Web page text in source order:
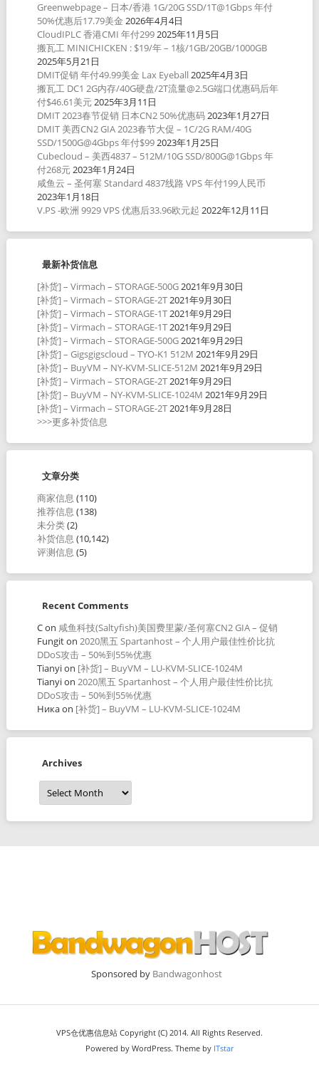
Greenwebpage – 日本/香港 1G/20G SSD/1T@1Gbps 年付
50%优惠后17.79美金 2026年4月4日
CloudIPLC 香港CMI 年付2992025年11月5日
搬瓦工 MINICHICKEN : $19/年 – 1核/1GB/20GB/1000GB
2025年5月21日
DMIT促销 年付49.99美金 Lax Eyeball 2025年4月3日
搬瓦工 DC1 2G内存/40G硬盘/2T流量@2.5G端口优惠码后年
付$46.61美元2025年3月11日
DMIT 2023春节促销 日本CN2 50%优惠码2023年1月27日
DMIT 美西CN2 GIA 2023春节大促 – 1C/2G RAM/40G
SSD/1500G@4Gbps 年付$992023年1月25日
Cubecloud – 美西4837 – 512M/10G SSD/800G@1Gbps 年
付268元2023年1月24日
咸鱼云 – 圣何塞 Standard 4837线路 VPS 年付199人民币
2023年1月18日
V.PS -欧洲 9929 VPS 优惠后33.96欧元起 2022年12月11日
最新补货信息
[补货] – Virmach – STORAGE-500G2021年9月30日
[补货] – Virmach – STORAGE-2T2021年9月30日
[补货] – Virmach – STORAGE-1T2021年9月29日
[补货] – Virmach – STORAGE-1T2021年9月29日
[补货] – Virmach – STORAGE-500G2021年9月29日
[补货] – Gigsgigscloud – TYO-K1 512M 2021年9月29日
[补货] – BuyVM – NY-KVM-SLICE-512M 2021年9月29日
[补货] – Virmach – STORAGE-2T2021年9月29日
[补货] – BuyVM – NY-KVM-SLICE-1024M 2021年9月29日
[补货] – Virmach – STORAGE-2T2021年9月28日
>>>更多补货信息
文章分类
商家信息 (110)
推荐信息 (138)
未分类(2)
补货信息 (10,142)
评测信息 (5)
Recent Comments
Con 咸鱼科技(Saltyfish)美国费里蒙/圣何塞CN2 GIA – 促销
Fungiton 2020黑五 Spartanhost – 个人用户最佳性价比抗
DDoS攻击 – 50%到55%优惠
Tianyion [补货] – BuyVM – LU-KVM-SLICE-1024M
Tianyion 2020黑五 Spartanhost – 个人用户最佳性价比抗
DDoS攻击 – 50%到55%优惠
Никаon [补货] – BuyVM – LU-KVM-SLICE-1024M
Archives
Archives
Sponsored by Bandwagonhost
VPS仓优惠信息站 Copyright (C) 2014. All Rights Reserved.
Powered by WordPress. Theme by ITstar